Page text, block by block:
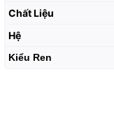
Chất Liệu
Hệ
Kiểu Ren